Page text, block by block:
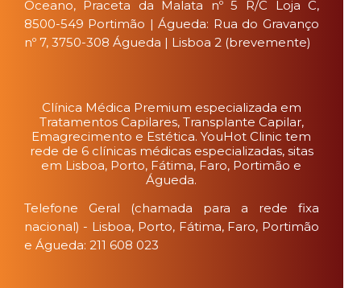
Oceano, Praceta da Malata nº 5 R/C Loja C,
8500-549 Portimão | Águeda: Rua do Gravanço
nº 7, 3750-308 Águeda | Lisboa 2 (brevemente)
Clínica Médica Premium especializada em
Tratamentos Capilares, Transplante Capilar,
Emagrecimento e Estética. YouHot Clinic tem
rede de 6 clínicas médicas especializadas, sitas
em Lisboa, Porto, Fátima, Faro, Portimão e
Águeda.
Telefone Geral (chamada para a rede fixa
nacional) - Lisboa, Porto, Fátima, Faro, Portimão
e Águeda: 211 608 023